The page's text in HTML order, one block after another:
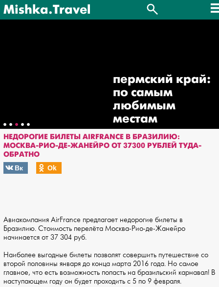
Mishka.Travel
пермский край:
по самым
любимым
местам
НЕДОРОГИЕ БИЛЕТЫ AIRFRANCE В БРАЗИЛИЮ:
МОСКВА-РИО-ДЕ-ЖАНЕЙРО ОТ 37300 РУБЛЕЙ ТУДА-
ОБРАТНО
Вк
Оk
Авиакомпания AirFrance предлагает недорогие билеты в
Бразилию. Стоимость перелёта Москва-Рио-де-Жанейро
начинается от 37 304 руб.
Наиболее выгодные билеты позволят совершить путешествие со
второй половины января до конца марта 2016 года. Но самое
главное, что есть возможность попасть на бразильский карнавал! В
наступающем году он будет проходить с 5 по 9 февраля.